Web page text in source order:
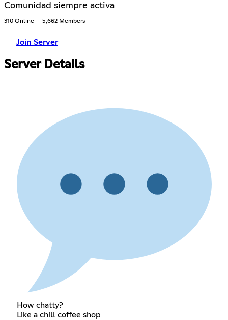
Comunidad siempre activa
310 Online 5,662 Members
Join Server
Server Details
How chatty?
Like a chill coffee shop